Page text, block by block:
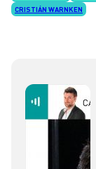
CRISTIÁN WARNKEN